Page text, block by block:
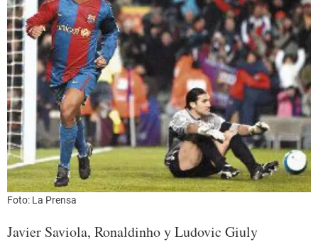
Foto: La Prensa
Javier Saviola, Ronaldinho y Ludovic Giuly